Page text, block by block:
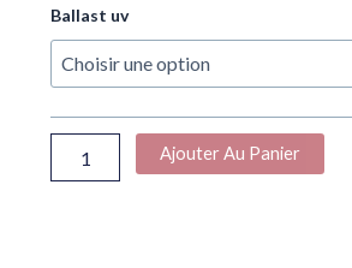
Ballast uv
quantité
de
Ballast
SUPERFISH
TECH/UV
TECH
Ajouter Au Panier